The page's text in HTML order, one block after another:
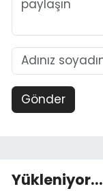
Gönder
Yükleniyor...